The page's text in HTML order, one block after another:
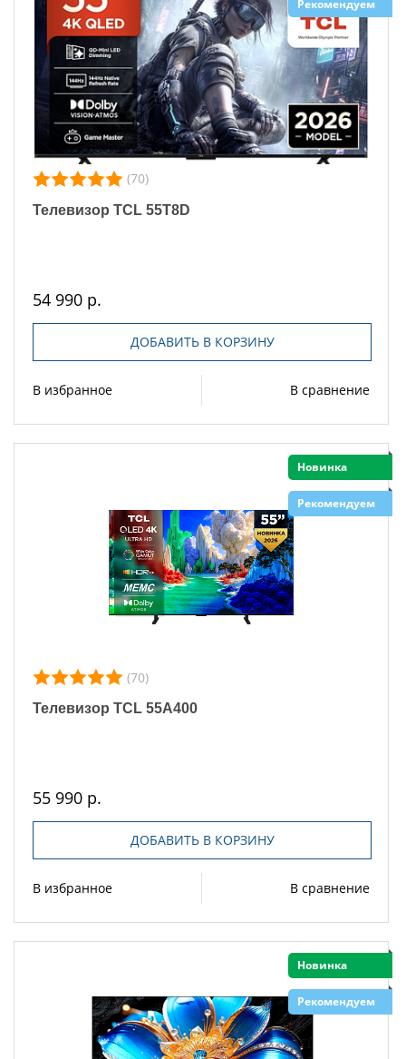
Рекомендуем
(70)
Телевизор TCL 55T8D
54 990 р.
ДОБАВИТЬ В КОРЗИНУ
В избранное В сравнение
Новинка
Рекомендуем
(70)
Телевизор TCL 55A400
55 990 р.
ДОБАВИТЬ В КОРЗИНУ
В избранное В сравнение
Новинка
Рекомендуем